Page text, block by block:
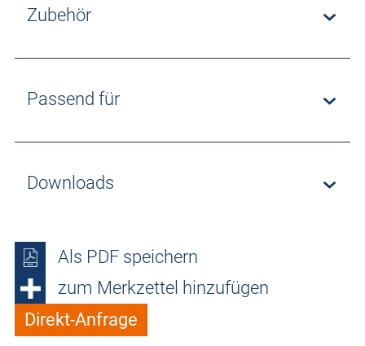
Zubehör
Passend für
Downloads
Als PDF speichern
zum Merkzettel hinzufügen
Direkt-Anfrage